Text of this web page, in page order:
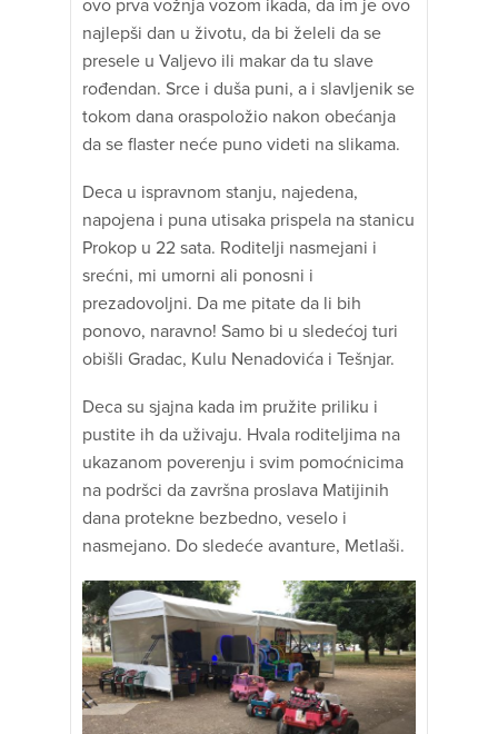
ovo prva vožnja vozom ikada, da im je ovo
najlepši dan u životu, da bi želeli da se
presele u Valjevo ili makar da tu slave
rođendan. Srce i duša puni, a i slavljenik se
tokom dana oraspoložio nakon obećanja
da se flaster neće puno videti na slikama.
Deca u ispravnom stanju, najedena,
napojena i puna utisaka prispela na stanicu
Prokop u 22 sata. Roditelji nasmejani i
srećni, mi umorni ali ponosni i
prezadovoljni. Da me pitate da li bih
ponovo, naravno! Samo bi u sledećoj turi
obišli Gradac, Kulu Nenadovića i Tešnjar.
Deca su sjajna kada im pružite priliku i
pustite ih da uživaju. Hvala roditeljima na
ukazanom poverenju i svim pomoćnicima
na podršci da završna proslava Matijinih
dana protekne bezbedno, veselo i
nasmejano. Do sledeće avanture, Metlaši.